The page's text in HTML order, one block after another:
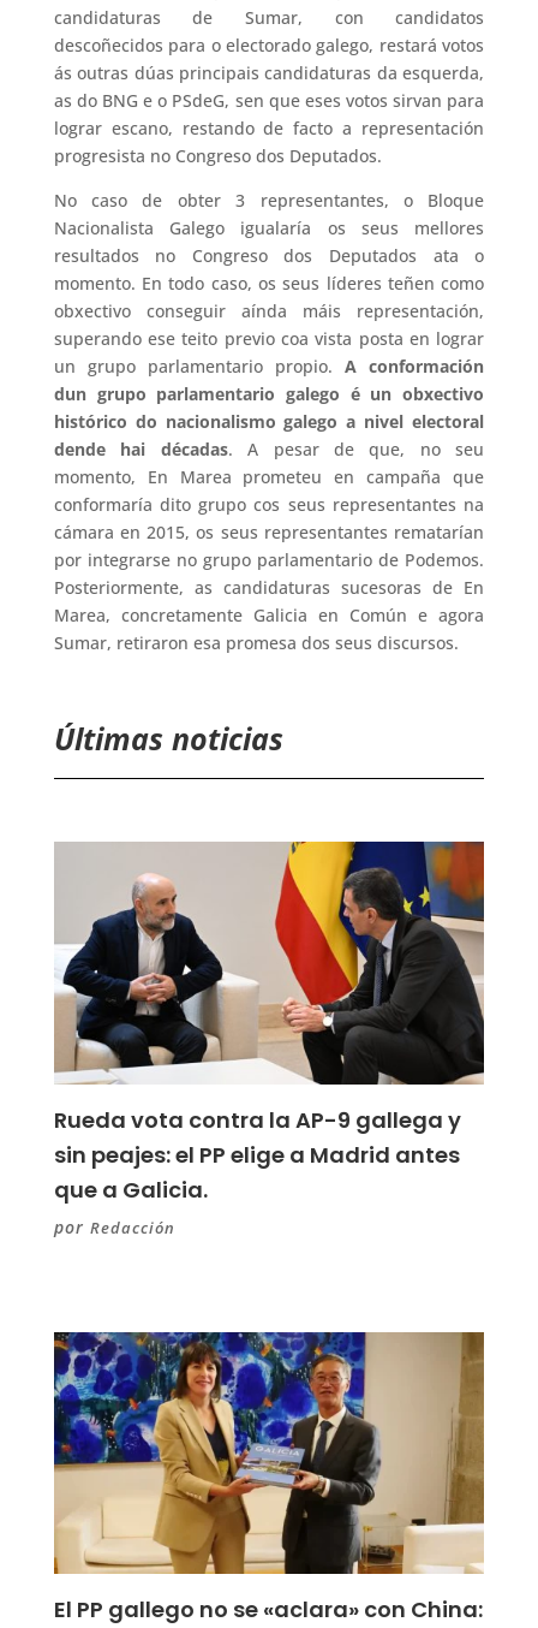
candidaturas de Sumar, con candidatos
descoñecidos para o electorado galego, restará votos
ás outras dúas principais candidaturas da esquerda,
as do BNG e o PSdeG, sen que eses votos sirvan para
lograr escano, restando de facto a representación
progresista no Congreso dos Deputados.
No caso de obter 3 representantes, o Bloque
Nacionalista Galego igualaría os seus mellores
resultados no Congreso dos Deputados ata o
momento. En todo caso, os seus líderes teñen como
obxectivo conseguir aínda máis representación,
superando ese teito previo coa vista posta en lograr
un grupo parlamentario propio.A conformación
dun grupo parlamentario galego é un obxectivo
histórico do nacionalismo galego a nivel electoral
dende hai décadas. A pesar de que, no seu
momento, En Marea prometeu en campaña que
conformaría dito grupo cos seus representantes na
cámara en 2015, os seus representantes rematarían
por integrarse no grupo parlamentario de Podemos.
Posteriormente, as candidaturas sucesoras de En
Marea, concretamente Galicia en Común e agora
Sumar, retiraron esa promesa dos seus discursos.
Últimas noticias
Rueda vota contra la AP-9 gallega y
sin peajes: el PP elige a Madrid antes
que a Galicia.
por Redacción
El PP gallego no se «aclara» con China: